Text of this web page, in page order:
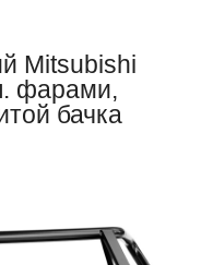
Mitsubishi
фарами,
бачка